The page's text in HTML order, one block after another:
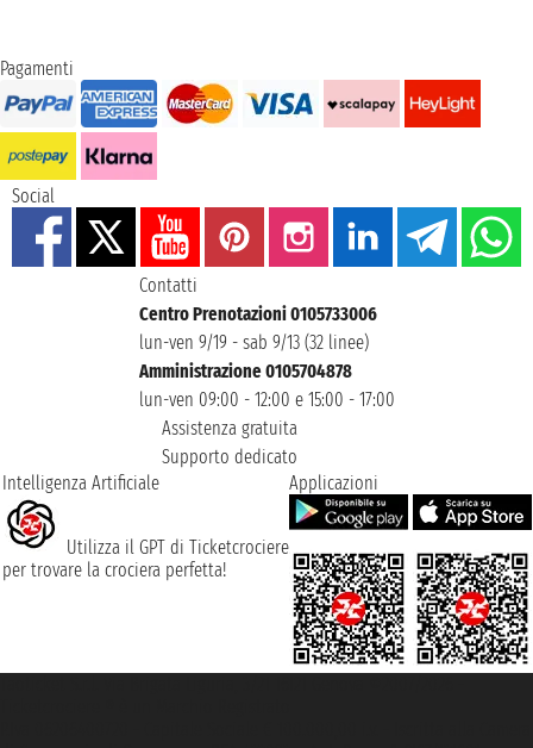
Pagamenti
Social
Contatti
Centro Prenotazioni 0105733006
lun-ven 9/19 - sab 9/13 (32 linee)
Amministrazione 0105704878
lun-ven 09:00 - 12:00 e 15:00 - 17:00
Assistenza gratuita
Supporto dedicato
Intelligenza Artificiale
Utilizza il GPT di Ticketcrociere
per trovare la crociera perfetta!
Applicazioni